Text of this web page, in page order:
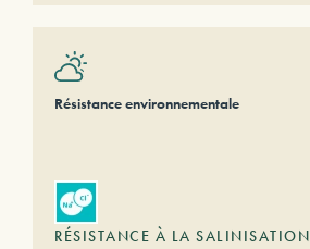
Résistance environnementale
RÉSISTANCE À LA SALINISATION